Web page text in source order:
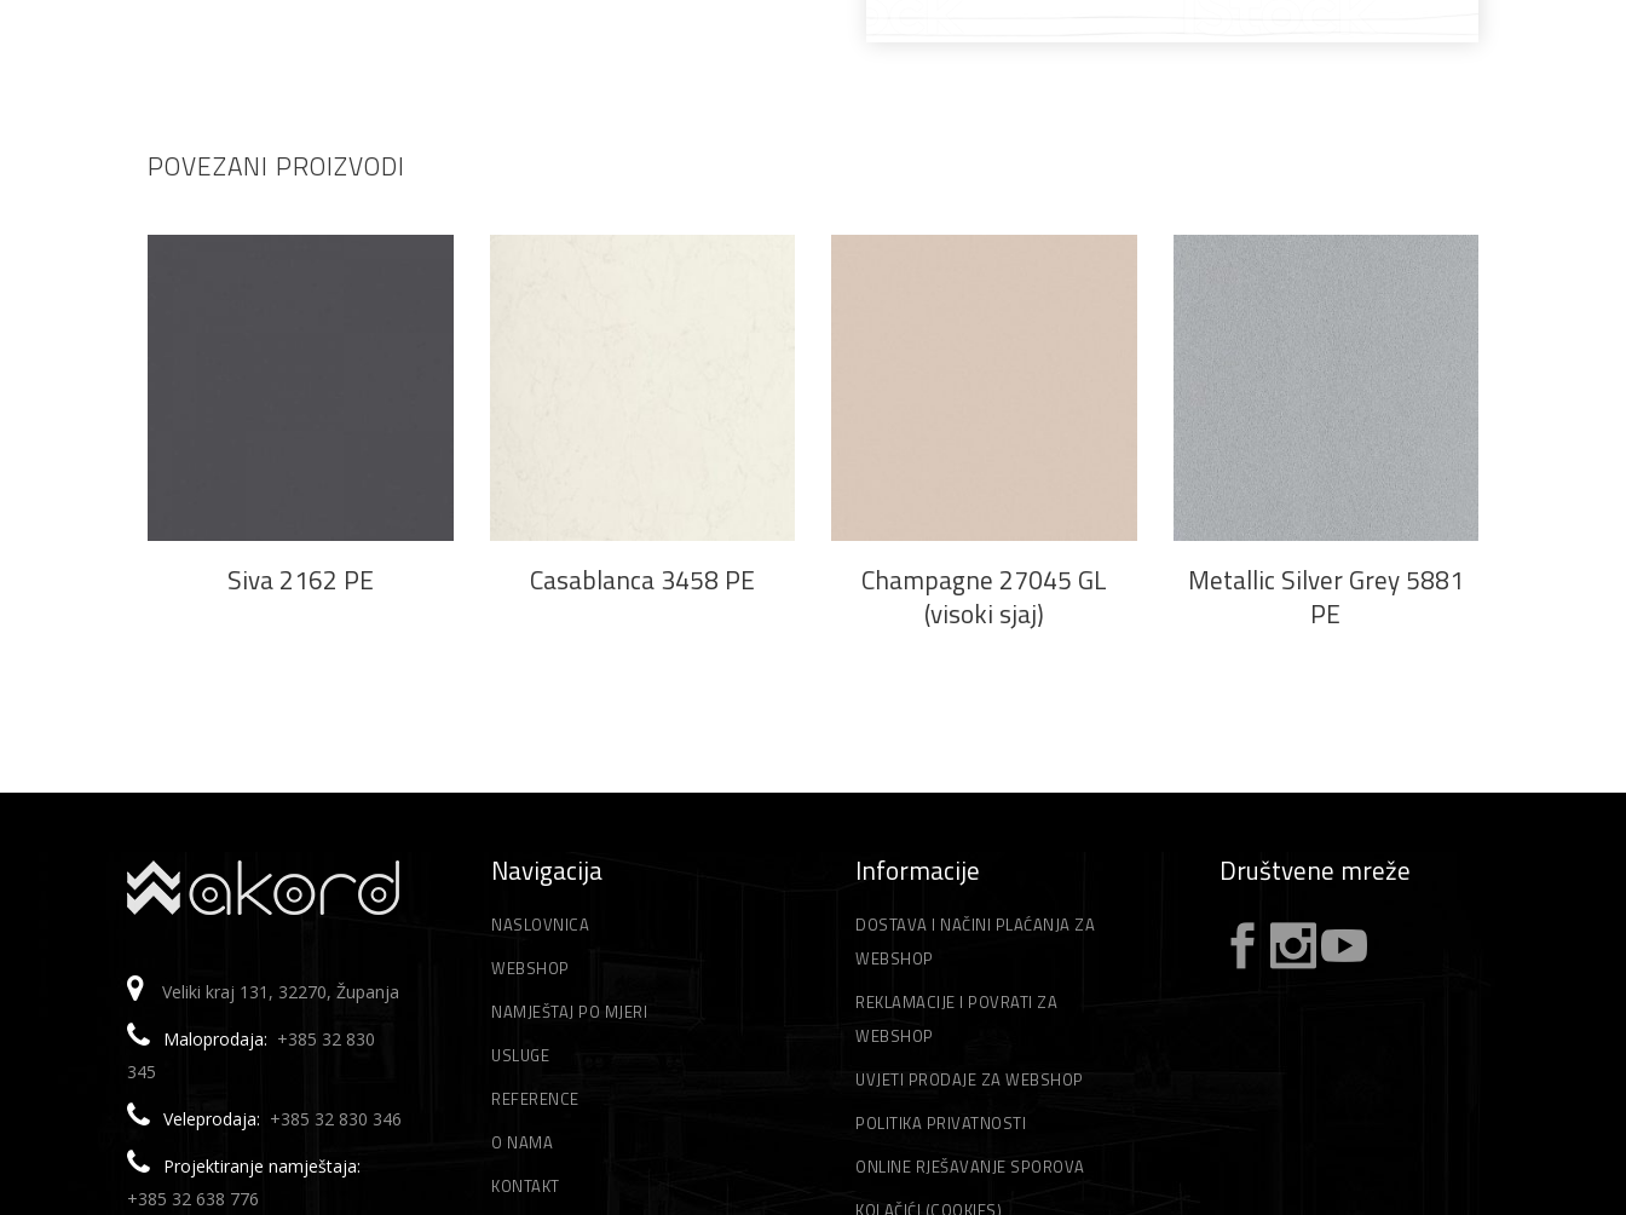
POVEZANI PROIZVODI
Siva 2162 PE Casablanca 3458 PE
Champagne 27045 GL
(visoki sjaj)
PROČITAJ VIŠE
Metallic Silver Grey 5881
PE
Veliki kraj 131, 32270, Županja
Maloprodaja: +385 32 830
345
Veleprodaja: +385 32 830 346
Projektiranje namještaja:
+385 32 638 776
Navigacija
NASLOVNICA
WEBSHOP
NAMJEŠTAJ PO MJERI
USLUGE
REFERENCE
O NAMA
KONTAKT
Informacije
DOSTAVA I NAČINI PLAĆANJA ZA
WEBSHOP
REKLAMACIJE I POVRATI ZA
WEBSHOP
UVJETI PRODAJE ZA WEBSHOP
POLITIKA PRIVATNOSTI
ONLINE RJEŠAVANJE SPOROVA
KOLAČIĆI (COOKIES)
Društvene mreže